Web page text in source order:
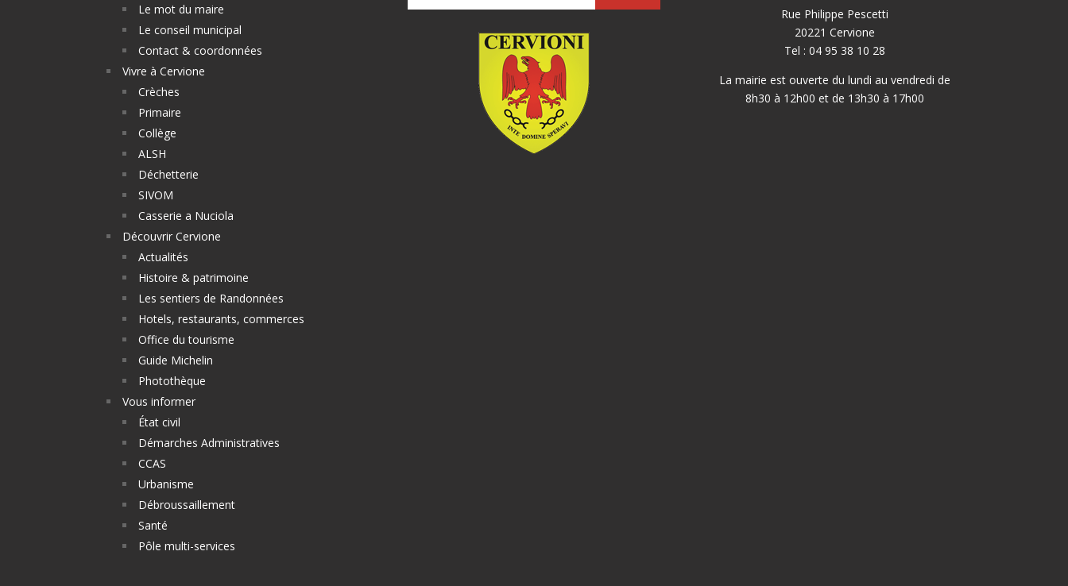
Le mot du maire
Le conseil municipal
Contact & coordonnées
Vivre à Cervione
Crèches
Primaire
Collège
ALSH
Déchetterie
SIVOM
Casserie a Nuciola
Découvrir Cervione
Actualités
Histoire & patrimoine
Les sentiers de Randonnées
Hotels, restaurants, commerces
Office du tourisme
Guide Michelin
Photothèque
Vous informer
État civil
Démarches Administratives
CCAS
Urbanisme
Débroussaillement
Santé
Pôle multi-services
Rue Philippe Pescetti
20221 Cervione
Tel : 04 95 38 10 28
La mairie est ouverte du lundi au vendredi de
8h30 à 12h00 et de 13h30 à 17h00